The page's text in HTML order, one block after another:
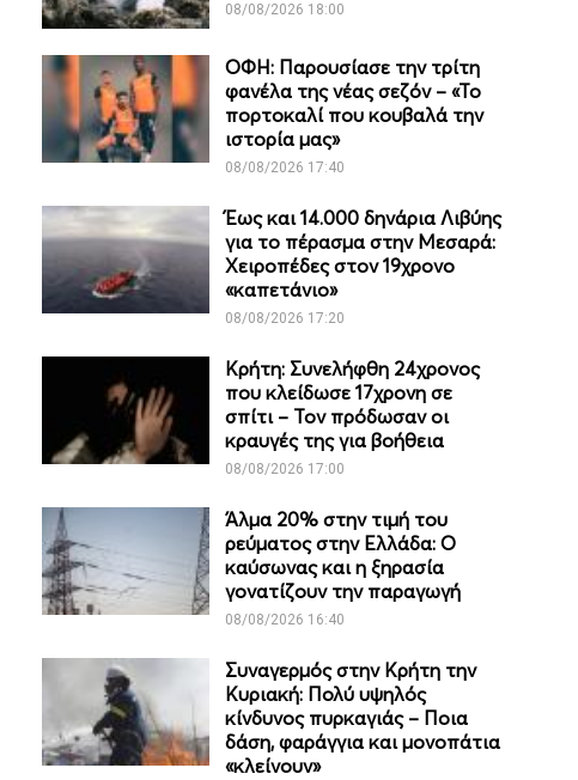
08/08/2026 18:00
ΟΦΗ: Παρουσίασε την τρίτη
φανέλα της νέας σεζόν – «Το
πορτοκαλί που κουβαλά την
ιστορία μας»
08/08/2026 17:40
Έως και 14.000 δηνάρια Λιβύης
για το πέρασμα στην Μεσαρά:
Χειροπέδες στον 19χρονο
«καπετάνιο»
08/08/2026 17:20
Κρήτη: Συνελήφθη 24χρονος
που κλείδωσε 17χρονη σε
σπίτι – Τον πρόδωσαν οι
κραυγές της για βοήθεια
08/08/2026 17:00
Άλμα 20% στην τιμή του
ρεύματος στην Ελλάδα: Ο
καύσωνας και η ξηρασία
γονατίζουν την παραγωγή
08/08/2026 16:40
Συναγερμός στην Κρήτη την
Κυριακή: Πολύ υψηλός
κίνδυνος πυρκαγιάς – Ποια
δάση, φαράγγια και μονοπάτια
«κλείνουν»